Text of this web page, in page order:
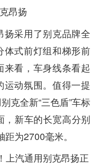
昂扬
采用了别克品牌全
体式前灯组和梯形前
看，车身线条看起
运动氛围。值得一提
克全新“三色盾”车标
，新车的长宽高分别
为2700毫米。